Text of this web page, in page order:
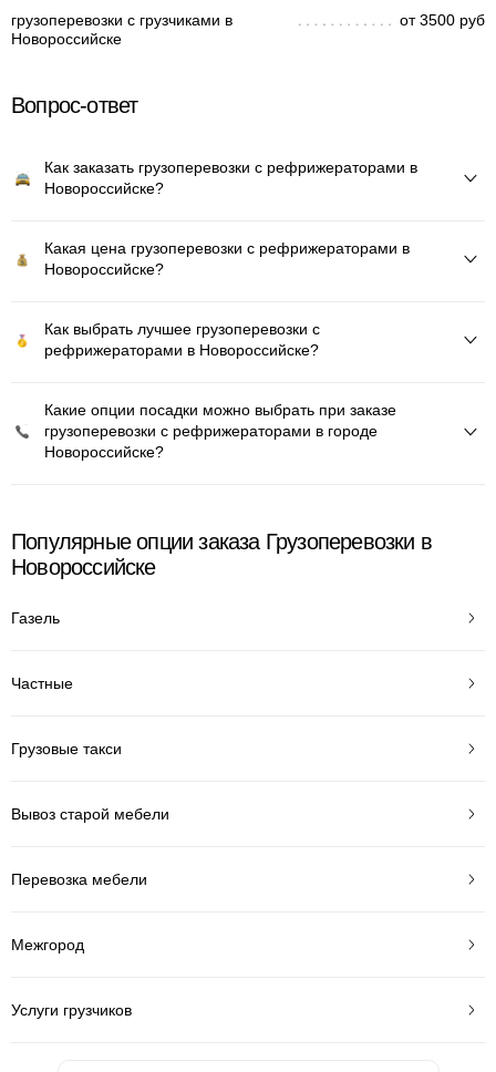
грузоперевозки с грузчиками в
Новороссийске
от 3500 руб
Вопрос-ответ
Как заказать грузоперевозки с рефрижераторами в
Новороссийске?
Какая цена грузоперевозки с рефрижераторами в
Новороссийске?
Как выбрать лучшее грузоперевозки с
рефрижераторами в Новороссийске?
Какие опции посадки можно выбрать при заказе
грузоперевозки с рефрижераторами в городе
Новороссийске?
Популярные опции заказа Грузоперевозки в
Новороссийске
Газель
Частные
Грузовые такси
Вывоз старой мебели
Перевозка мебели
Межгород
Услуги грузчиков